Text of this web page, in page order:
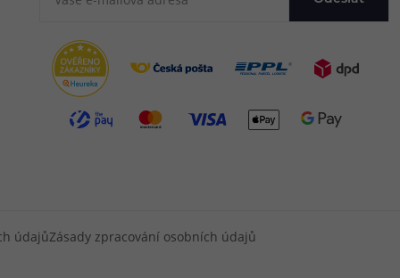
údajůZásady zpracování osobních údajů